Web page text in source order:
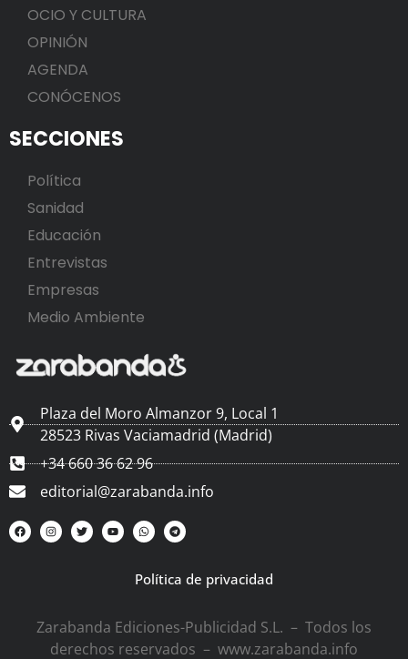
OCIO Y CULTURA
OPINIÓN
AGENDA
CONÓCENOS
SECCIONES
Política
Sanidad
Educación
Entrevistas
Empresas
Medio Ambiente
Plaza del Moro Almanzor 9, Local 1
28523 Rivas Vaciamadrid (Madrid)
+34 660 36 62 96
editorial@zarabanda.info
Política de privacidad
Zarabanda Ediciones-Publicidad S.L. – Todos los
derechos reservados – www.zarabanda.info